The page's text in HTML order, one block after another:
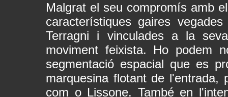
Malgrat el seu compromís amb
característiques gaires
Terragni i vinculades a la
moviment feixista. Ho podem
segmentació espacial que es
marquesina flotant de
com o Lissone. També en